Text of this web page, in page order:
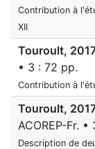
Contribution à
XII
Touroult,
• 3 : 72 pp.
Contribution à
Touroult,
ACOREP-Fr.
Description de